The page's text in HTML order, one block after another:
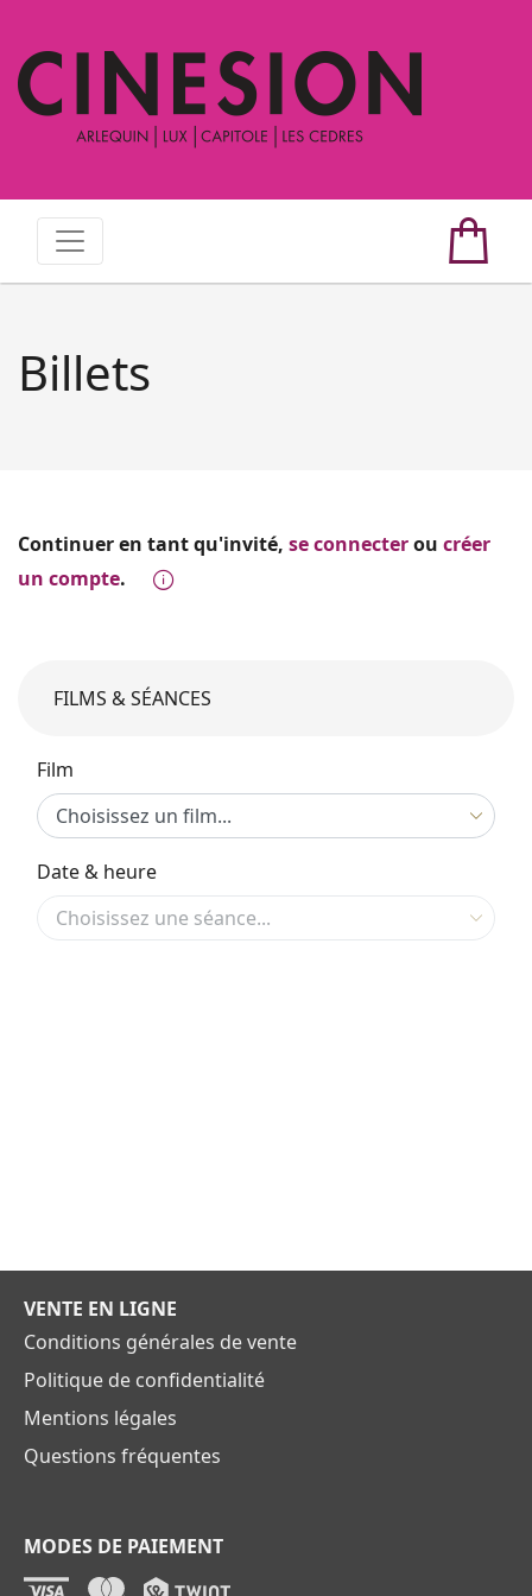
Billets
Continuer en tant qu'invité, se connecterou créer
un compte.
FILMS & SÉANCES
Film
Date & heure
VENTE EN LIGNE
Conditions générales de vente
Politique de confidentialité
Mentions légales
Questions fréquentes
MODES DE PAIEMENT